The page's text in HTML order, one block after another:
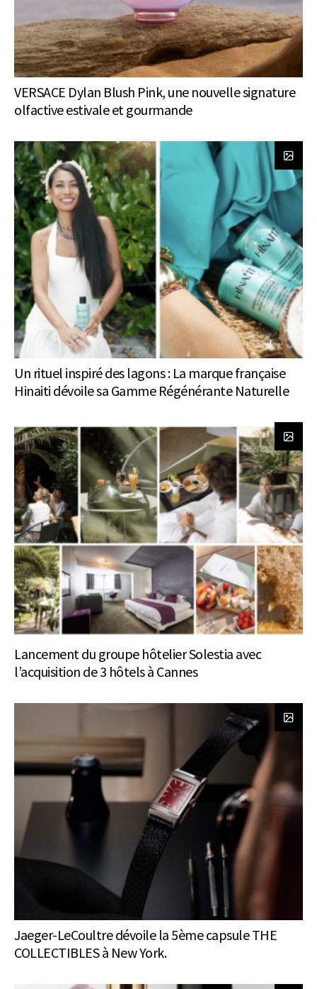
VERSACE Dylan Blush Pink, une nouvelle signature
olfactive estivale et gourmande
Un rituel inspiré des lagons : La marque française
Hinaiti dévoile sa Gamme Régénérante Naturelle
Lancement du groupe hôtelier Solestia avec
l’acquisition de 3 hôtels à Cannes
Jaeger-LeCoultre dévoile la 5ème capsule THE
COLLECTIBLES à New York.